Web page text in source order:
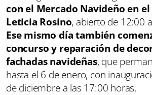
con el Mercado Navideño en
Leticia Rosino, abierto de 12:00
Ese mismo día también
concurso y reparación de
fachadas navideñas, que
hasta el 6 de enero, con
de diciembre a las 17:00 horas.